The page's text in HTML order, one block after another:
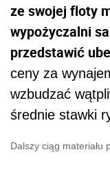
ze swojej floty
wypożyczalni
przedstawić
ceny za
wzbudzać
średnie stawki
Dalszy ciąg materiału